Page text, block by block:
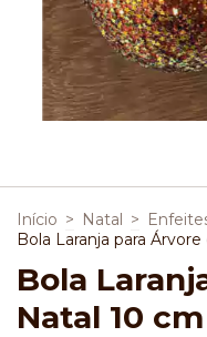
Início > Natal >
Bola Laranja para
Bola
Natal 10 cm